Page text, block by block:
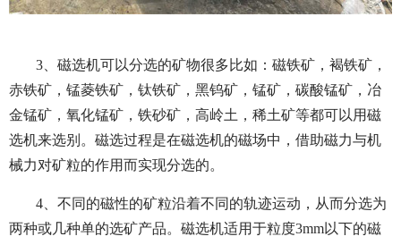
3、磁选机可以分选的矿物很多比如：磁铁矿，褐铁矿，
赤铁矿，锰菱铁矿，钛铁矿，黑钨矿，锰矿，碳酸锰矿，冶
金锰矿，氧化锰矿，铁砂矿，高岭土，稀土矿等都可以用磁
选机来选别。磁选过程是在磁选机的磁场中，借助磁力与机
械力对矿粒的作用而实现分选的。
4、不同的磁性的矿粒沿着不同的轨迹运动，从而分选为
两种或几种单的选矿产品。磁选机适用于粒度3mm以下的磁